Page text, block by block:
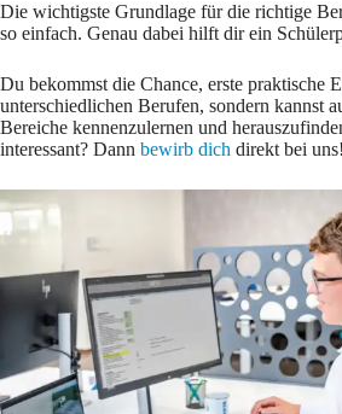
Die wichtigste Grundlage für die richtige
so einfach. Genau dabei hilft dir ein
Du bekommst die Chance, erste praktische
unterschiedlichen Berufen, sondern kannst
Bereiche kennenzulernen und
interessant? Dann bewirb dich direkt bei uns!